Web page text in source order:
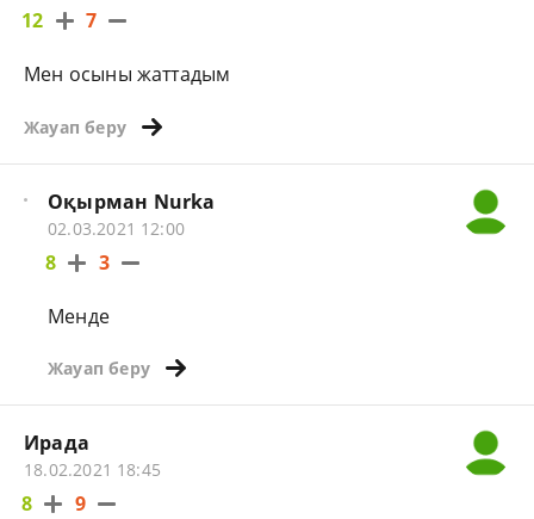
12 7
Мен осыны жаттадым
Жауап беру
Оқырман Nurka
02.03.2021 12:00
8 3
Менде
Жауап беру
Ирада
18.02.2021 18:45
8 9